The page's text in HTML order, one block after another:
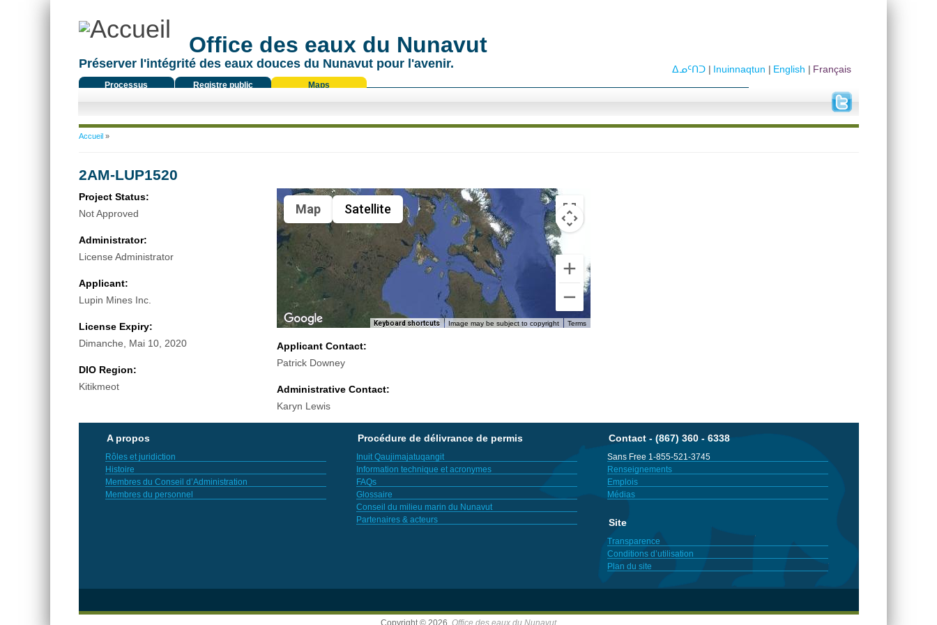
Office des eaux du Nunavut
Préserver l'intégrité des eaux douces du Nunavut pour l'avenir.
Processus
Registre public Maps
Français
English
Inuinnaqtun
ᐃᓄᑦᑎᑐ
Vous êtes ici
Accueil»
2AM-LUP1520
Project Status:
Not Approved
Administrator:
License Administrator
Applicant:
Lupin Mines Inc.
License Expiry:
Dimanche, Mai 10, 2020
DIO Region:
Kitikmeot
Map Satellite
Keyboard shortcuts Image may be subject to copyright Terms
Applicant Contact:
Patrick Downey
Administrative Contact:
Karyn Lewis
A propos
Rôles et juridiction
Histoire
Membres du Conseil d’Administration
Membres du personnel
Procédure de délivrance de permis
Inuit Qaujimajatuqangit
Information technique et acronymes
FAQs
Glossaire
Conseil du milieu marin du Nunavut
Partenaires & acteurs
Contact - (867) 360 - 6338
Sans Free 1-855-521-3745
Renseignements
Emplois
Médias
Site
Transparence
Conditions d’utilisation
Plan du site
Copyright © 2026, Office des eaux du Nunavut